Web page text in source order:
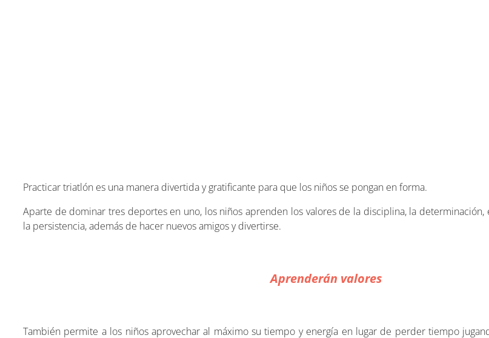
Practicar triatlón es una manera divertida y gratificante para que los niños se pongan en forma.
Aparte de dominar tres deportes en uno, los niños aprenden los valores de la disciplina, la
la persistencia, además de hacer nuevos amigos y divertirse.
Aprenderán valores
También permite a los niños aprovechar al máximo su tiempo y energía en lugar de perder tiempo